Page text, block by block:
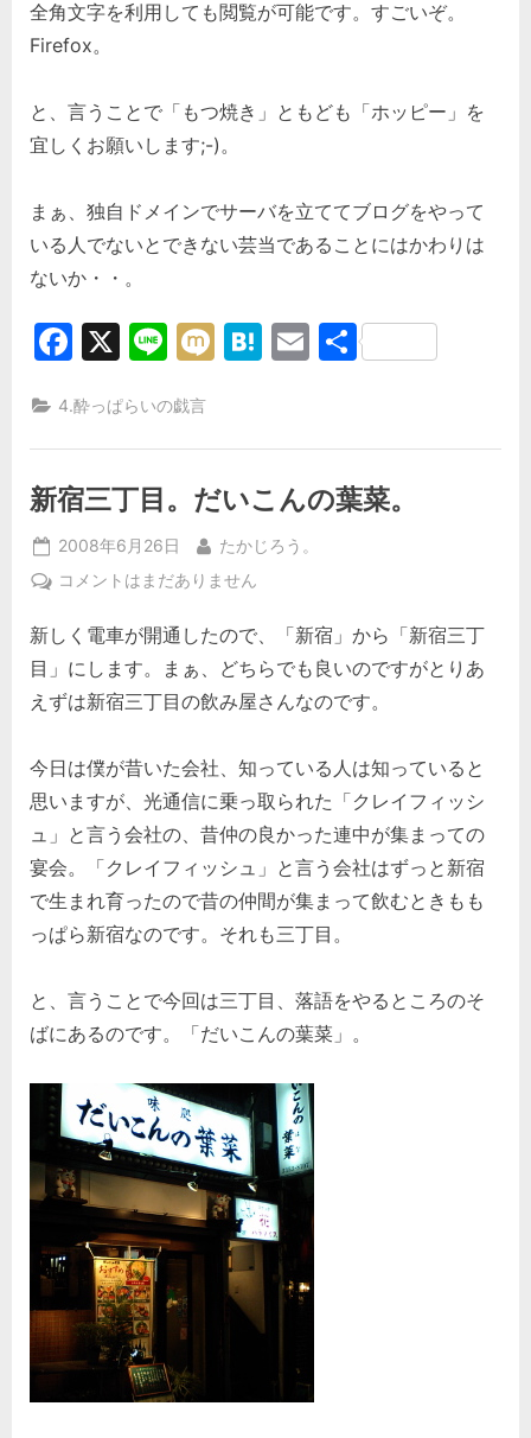
全角文字を利用しても閲覧が可能です。すごいぞ。
Firefox。
と、言うことで「もつ焼き」ともども「ホッピー」を
宜しくお願いします;-)。
まぁ、独自ドメインでサーバを立ててブログをやって
いる人でないとできない芸当であることにはかわりは
ないか・・。
Facebook
X LineMixiHatena
Email
共
4.酔っぱらいの戯言
新宿三丁目。だいこんの葉菜。
Posted
on
2008年6月26日 By
たかじろう。
新
三
丁
だ
こ
ん
の
菜。
へ
の
コメントはまだありません
新しく電車が開通したので、「新宿」から「新宿三丁
目」にします。まぁ、どちらでも良いのですがとりあ
えずは新宿三丁目の飲み屋さんなのです。
今日は僕が昔いた会社、知っている人は知っていると
思いますが、光通信に乗っ取られた「クレイフィッシ
ュ」と言う会社の、昔仲の良かった連中が集まっての
宴会。「クレイフィッシュ」と言う会社はずっと新宿
で生まれ育ったので昔の仲間が集まって飲むときもも
っぱら新宿なのです。それも三丁目。
と、言うことで今回は三丁目、落語をやるところのそ
ばにあるのです。「だいこんの葉菜」。